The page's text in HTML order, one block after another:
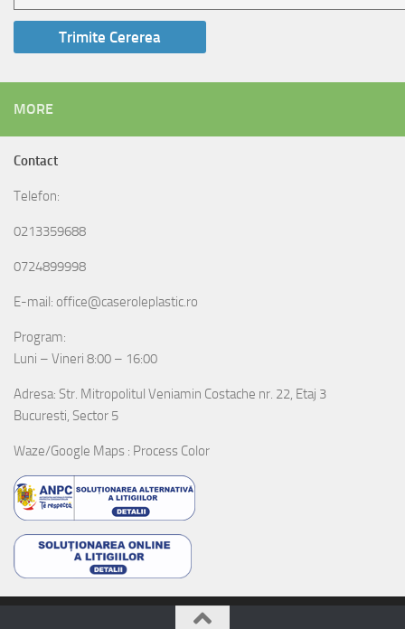
MORE
Contact
Telefon:
0213359688
0724899998
E-mail: office@caseroleplastic.ro
Program:
Luni – Vineri 8:00 – 16:00
Adresa: Str. Mitropolitul Veniamin Costache nr. 22, Etaj 3
Bucuresti, Sector 5
Waze/Google Maps : Process Color